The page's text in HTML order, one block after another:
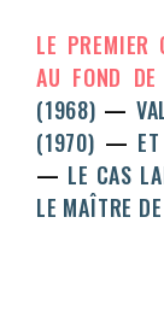
LE
AU FOND
(1968)
(1970)
LE CAS
LE MAÎTRE